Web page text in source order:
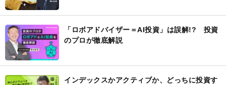
「ロボアドバイザー＝AI投資」は誤解!? 投資
のプロが徹底解説
インデックスかアクティブか、どっちに投資す